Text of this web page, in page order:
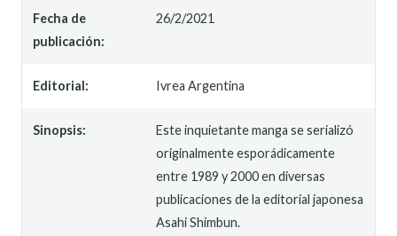
Fecha de
publicación:
26/2/2021
Editorial: Ivrea Argentina
Sinopsis:
Este inquietante manga se serializó
originalmente esporádicamente
entre 1989 y 2000 en diversas
publicaciones de la editorial japonesa
Asahi Shimbun.